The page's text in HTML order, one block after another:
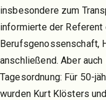
insbesondere zum
informierte der
Berufsgenossenschaft,
anschließend. Aber
Tagesordnung: Für 50-
wurden Kurt Klösters